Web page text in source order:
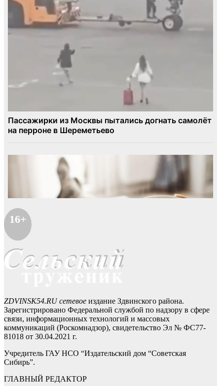
16+
ZDVINSK54.RU сетевое издание Здвинского района.
Зарегистрировано Федеральной службой по надзору в сфере
связи, информационных технологий и массовых
коммуникаций (Роскомнадзор), свидетельство Эл № ФС77-
81018 от 30.04.2021 г.
Учредитель ГАУ НСО “Издательский дом “Советская
Сибирь”.
ГЛАВНЫЙ РЕДАКТОР